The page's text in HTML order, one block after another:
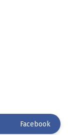
Facebook